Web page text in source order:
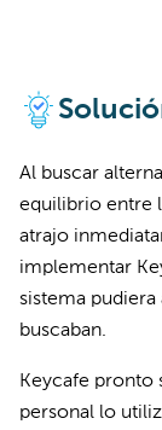
Al buscar
equilibrio entre
atrajo
implementar
sistema
buscaban.
Keycafe pronto
personal lo